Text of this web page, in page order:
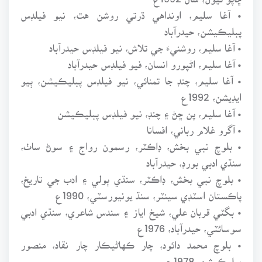
• آغا سليم، اونداهي ڌرتي روشن هٿ، نيو فيلڊس
پبليڪيشن، حيدرآباد
• آغا سليم، روشنيءَ جي تلاش، نيو فيلڊس حيدرآباد
• آغا سليم، اڻپورو انسان، فيو فيلڊس حيدرآباد
• آغا سليم، چنڊ جا تمنائي، نيو فيلڊس پبليڪيشن، ٻيو
ايڊيشن، 1992ع
• آغا سليم، پن ڇڻ ۽ چنڊ، نيو فيلڊس پبليڪيشن
• آگرو غلام رباني، افسانا
• بلوچ نبي بخش، ڊاڪٽر، رسمون رواج ۽ سوڻ ساٺ،
سنڌي ادبي بورڊ، حيدرآباد
• بلوچ نبي بخش، ڊاڪٽر، سنڌي ٻولي ۽ ادب جي تاريخ،
پاڪستان اسٽڊي سينٽر، سنڌ يونيورسٽي، 1990ع
• بگٽي قربان علي، شيخ اياز ۽ سندس شاعري، سنڌي ادبي
سوسائٽي، حيدرآباد، 1976ع
• بلوچ محمد دائود، چار ڪهاڻيڪار چار نقاد، منصور
پبليڪيشن، 1978ع